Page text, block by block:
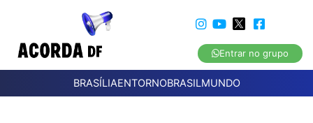
Entrar no grupo
BRASÍLIAENTORNOBRASILMUNDO